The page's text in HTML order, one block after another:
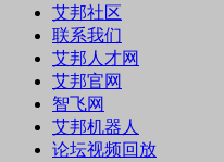
艾邦社区
联系我们
艾邦人才网
艾邦官网
智飞网
艾邦机器人
论坛视频回放